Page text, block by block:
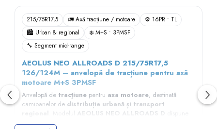
215/75R17,5 🚛 Axă tracțiune / motoare
⚙️ 16PR • TL
🏙️ Urban & regional
❄️ M+S • 3PMSF
🔧 Segment mid-range
AEOLUS NEO ALLROADS D 215/75R17,5
126/124M – anvelopă de tracțiune pentru axă
motoare M+S 3PMSF
Anvelopă de tracțiune pentru axa motoare, destinată
camioanelor de distribuție urbană și transport
regional . Modelul AEOLUS NEO ALLROADS D
de un profil optimizat pentru